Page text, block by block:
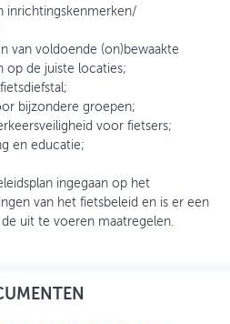
inrichtingskenmerken/
van voldoende (on)bewaakte
op de juiste locaties;
bijzondere groepen;
voor fietsers;
en educatie;
ingegaan op het
van het fietsbeleid en is er een
uit te voeren maatregelen.